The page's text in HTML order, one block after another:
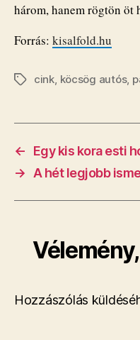
három, hanem rögtön öt
Forrás: kisalfold.hu
Címkék
cink, köcsög autós,
←
Egy kis kora esti
→ A hét legjobb
Hozzászólás